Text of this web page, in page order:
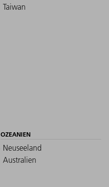
Taiwan
OZEANIEN
Neuseeland
Australien